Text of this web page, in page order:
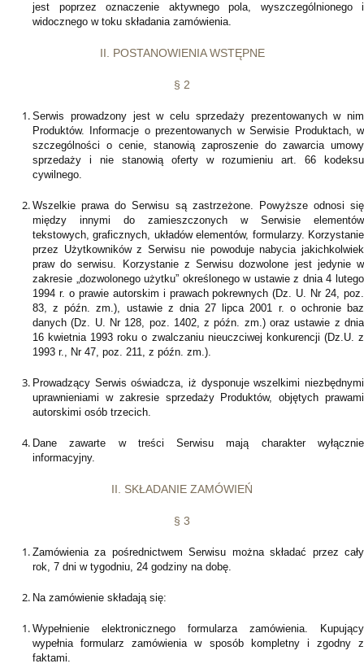
jest poprzez oznaczenie aktywnego pola, wyszczególnionego i
widocznego w toku składania zamówienia.
II. POSTANOWIENIA WSTĘPNE
§ 2
Serwis prowadzony jest w celu sprzedaży prezentowanych w nim
Produktów. Informacje o prezentowanych w Serwisie Produktach, w
szczególności o cenie, stanowią zaproszenie do zawarcia umowy
sprzedaży i nie stanowią oferty w rozumieniu art. 66 kodeksu
cywilnego.
Wszelkie prawa do Serwisu są zastrzeżone. Powyższe odnosi się
między innymi do zamieszczonych w Serwisie elementów
tekstowych, graficznych, układów elementów, formularzy. Korzystanie
przez Użytkowników z Serwisu nie powoduje nabycia jakichkolwiek
praw do serwisu. Korzystanie z Serwisu dozwolone jest jedynie w
zakresie „dozwolonego użytku” określonego w ustawie z dnia 4 lutego
1994 r. o prawie autorskim i prawach pokrewnych (Dz. U. Nr 24, poz.
83, z późn. zm.), ustawie z dnia 27 lipca 2001 r. o ochronie baz
danych (Dz. U. Nr 128, poz. 1402, z późn. zm.) oraz ustawie z dnia
16 kwietnia 1993 roku o zwalczaniu nieuczciwej konkurencji (Dz.U. z
1993 r., Nr 47, poz. 211, z późn. zm.).
Prowadzący Serwis oświadcza, iż dysponuje wszelkimi niezbędnymi
uprawnieniami w zakresie sprzedaży Produktów, objętych prawami
autorskimi osób trzecich.
Dane zawarte w treści Serwisu mają charakter wyłącznie
informacyjny.
II. SKŁADANIE ZAMÓWIEŃ
§ 3
Zamówienia za pośrednictwem Serwisu można składać przez cały
rok, 7 dni w tygodniu, 24 godziny na dobę.
Na zamówienie składają się:
Wypełnienie elektronicznego formularza zamówienia. Kupujący
wypełnia formularz zamówienia w sposób kompletny i zgodny z
faktami.